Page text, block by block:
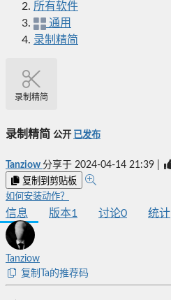
所有软件
通用
录制精简
录制精简
录制精简 公开 已发布
Tanziow 分享于 2024-04-14 21:39
复制到剪贴板
如何安装动作？
信息 版本1 讨论0 统计
Tanziow
复制Ta的推荐码